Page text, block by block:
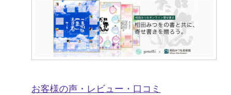
お客様の声・レビュー・口コミ